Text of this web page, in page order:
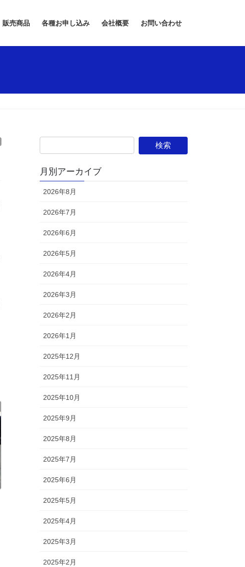
販売商品 各種お申し込み 会社概要 お問い合わせ
月別アーカイブ
2026年8月
2026年7月
2026年6月
2026年5月
2026年4月
2026年3月
2026年2月
2026年1月
2025年12月
2025年11月
2025年10月
2025年9月
2025年8月
2025年7月
2025年6月
2025年5月
2025年4月
2025年3月
2025年2月